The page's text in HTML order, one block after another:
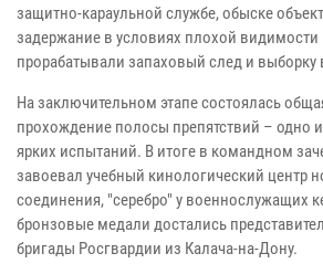
защитно-караульной службе, обыске
задержание в условиях плохой видимости
прорабатывали запаховый след и выборку
На заключительном этапе состоялась
прохождение полосы препятствий – одно
ярких испытаний. В итоге в командном
завоевал учебный кинологический центр
соединения, "серебро" у военнослужащих
бронзовые медали достались
бригады Росгвардии из Калача-на-Дону.